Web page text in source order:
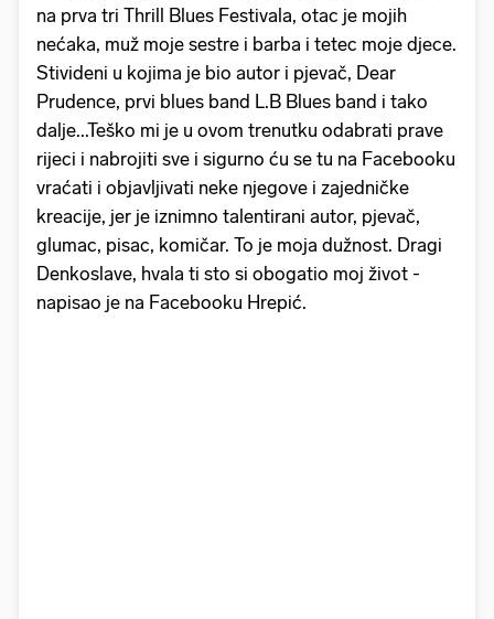
na prva tri Thrill Blues Festivala, otac je mojih
nećaka, muž moje sestre i barba i tetec moje djece.
Stivideni u kojima je bio autor i pjevač, Dear
Prudence, prvi blues band L.B Blues band i tako
dalje...Teško mi je u ovom trenutku odabrati prave
rijeci i nabrojiti sve i sigurno ću se tu na Facebooku
vraćati i objavljivati neke njegove i zajedničke
kreacije, jer je iznimno talentirani autor, pjevač,
glumac, pisac, komičar. To je moja dužnost. Dragi
Denkoslave, hvala ti sto si obogatio moj život -
napisao je na Facebooku Hrepić.